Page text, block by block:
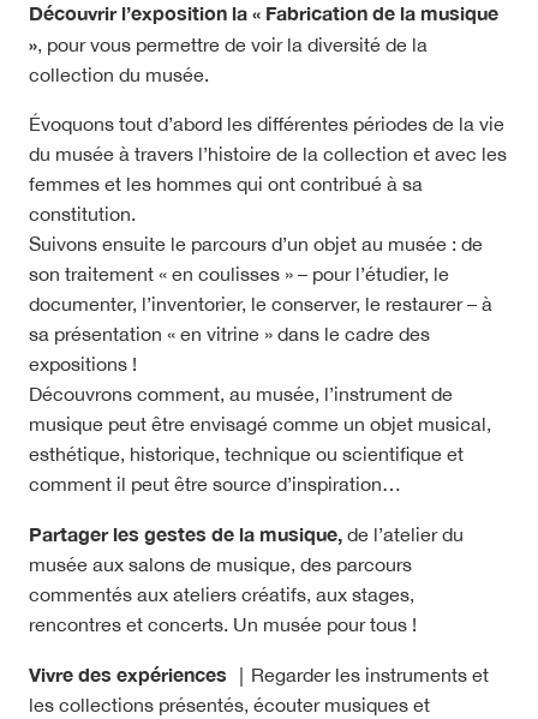
Découvrir l’exposition la « Fabrication de la musique
», pour vous permettre de voir la diversité de la
collection du musée.
Évoquons tout d’abord les différentes périodes de la vie
du musée à travers l’histoire de la collection et avec les
femmes et les hommes qui ont contribué à sa
constitution.
Suivons ensuite le parcours d’un objet au musée : de
son traitement « en coulisses » – pour l’étudier, le
documenter, l’inventorier, le conserver, le restaurer – à
sa présentation « en vitrine » dans le cadre des
expositions !
Découvrons comment, au musée, l’instrument de
musique peut être envisagé comme un objet musical,
esthétique, historique, technique ou scientifique et
comment il peut être source d’inspiration…
Partager les gestes de la musique, de l’atelier du
musée aux salons de musique, des parcours
commentés aux ateliers créatifs, aux stages,
rencontres et concerts. Un musée pour tous !
Vivre des expériences │ Regarder les instruments et
les collections présentés, écouter musiques et